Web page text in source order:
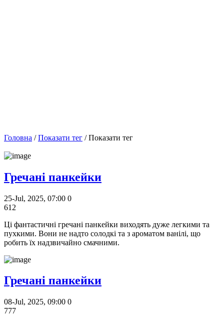
Головна /Показати тег / Показати тег
Гречані панкейки
25-Jul, 2025, 07:00 0
612
Ці фантастичні гречані панкейки виходять дуже легкими та
пухкими. Вони не надто солодкі та з ароматом ванілі, що
робить їх надзвичайно смачними.
Гречані панкейки
08-Jul, 2025, 09:00 0
777